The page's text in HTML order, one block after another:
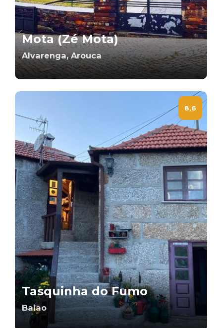
Mota (Zé Mota)
Alvarenga, Arouca
8,6
Tasquinha do Fumo
Baião